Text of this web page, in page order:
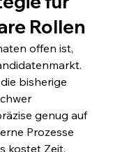
Rollen
offen ist,
bisherige
genug auf
Prozesse
kostet Zeit,